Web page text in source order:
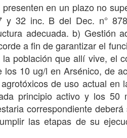
en un plazo no
32 inc. B del Dec. n°
adecuada. b) Gestión
a fin de garantizar el
población que allí vive, el
los 10 ug/l en Arsénico, de
de uso actual en
principio activo y los 50
correspondiente
las etapas de su